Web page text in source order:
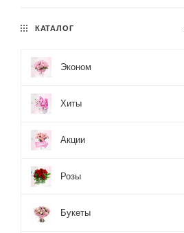
КАТАЛОГ
Эконом
Хиты
Акции
Розы
Букеты